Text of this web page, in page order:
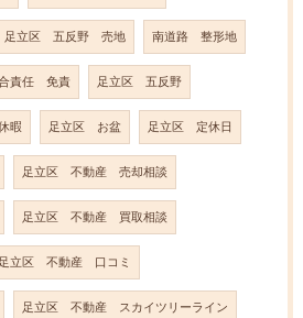
足立区 五反野 売地 南道路 整形地
責任 免責 足立区 五反野
暇 足立区 お盆 足立区 定休日
足立区 不動産 売却相談
足立区 不動産 買取相談
足立区 不動産 口コミ
足立区 不動産 スカイツリーライン